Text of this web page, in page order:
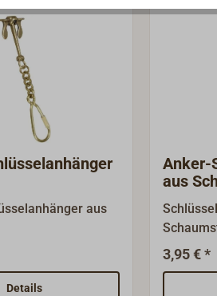
aus
Details
Anker-
aus
Ihre
3,95 € *